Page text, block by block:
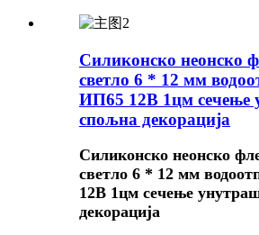
Силиконско неонско
светло 6 * 12 мм
ИП65 12В 1цм сечење
спољна декорација
Силиконско неонско
светло 6 * 12 мм
12В 1цм сечење
декорација